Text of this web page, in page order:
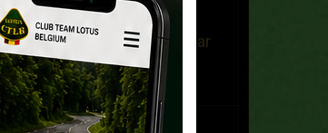
ik overweeg om een lotus
elanS2 aan te schaffen ,maar
daar zijn verschillende
uitvoeringen van. wie ...
Franck Roseau Le 17/05/2021